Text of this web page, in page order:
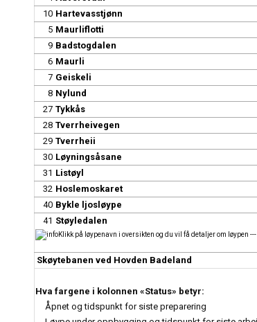
10 Hartevasstjønn
5 Maurliflotti
9 Badstogdalen
6 Maurli
7 Geiskeli
8 Nylund
27 Tykkås
28 Tverrheivegen
29 Tverrheii
30 Løyningsåsane
31 Listøyl
32 Hoslemoskaret
40 Bykle ljosløype
41 Støyledalen
Klikk på løypenavn i oversikten og du vil få detaljer om løypen
Skøytebanen ved Hovden Badeland
Hva fargene i kolonnen «Status» betyr:
Åpnet og tidspunkt for siste preparering